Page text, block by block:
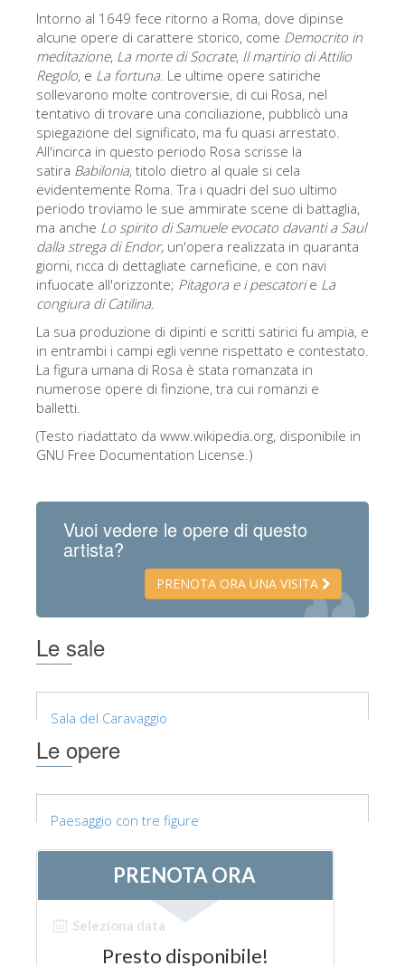
Intorno al 1649 fece ritorno a Roma, dove dipinse
alcune opere di carattere storico, come Democrito in
meditazione, La morte di Socrate, Il martirio di Attilio
Regolo, e La fortuna. Le ultime opere satiriche
sollevarono molte controversie, di cui Rosa, nel
tentativo di trovare una conciliazione, pubblicò una
spiegazione del significato, ma fu quasi arrestato.
All'incirca in questo periodo Rosa scrisse la
satira Babilonia, titolo dietro al quale si cela
evidentemente Roma. Tra i quadri del suo ultimo
periodo troviamo le sue ammirate scene di battaglia,
ma anche Lo spirito di Samuele evocato davanti a Saul
dalla strega di Endor, un'opera realizzata in quaranta
giorni, ricca di dettagliate carneficine, e con navi
infuocate all'orizzonte; Pitagora e i pescatorie La
congiura di Catilina.
La sua produzione di dipinti e scritti satirici fu ampia, e
in entrambi i campi egli venne rispettato e contestato.
La figura umana di Rosa è stata romanzata in
numerose opere di finzione, tra cui romanzi e
balletti.
(Testo riadattato da www.wikipedia.org, disponibile in
GNU Free Documentation License.)
Vuoi vedere le opere di questo
artista?
PRENOTA ORA UNA VISITA
Le sale
Sala del Caravaggio
Le opere
Paesaggio con tre figure